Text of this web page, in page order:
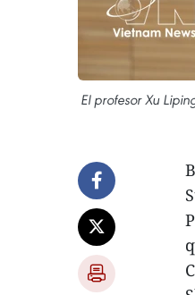
El profesor Xu